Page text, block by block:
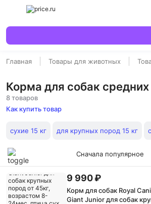
Главная Товары для животных
Корма для собак средних
8 товаров
Как купить товар
сухие 15 кг для крупных пород 15 кг
Сначала популярное
9 990 ₽
Корм для собак Royal
Giant Junior для собак